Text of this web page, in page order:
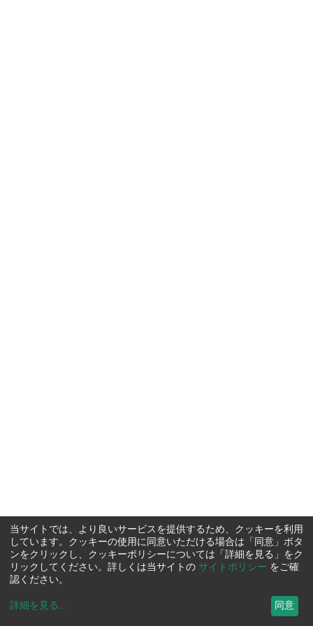
当サイトでは、より良いサービスを提供するため、クッキーを利用
しています。クッキーの使用に同意いただける場合は「同意」ボタ
ンをクリックし、クッキーポリシーについては「詳細を見る」をク
リックしてください。詳しくは当サイトの サイトポリシー をご確
認ください。
詳細を見る ... 同意